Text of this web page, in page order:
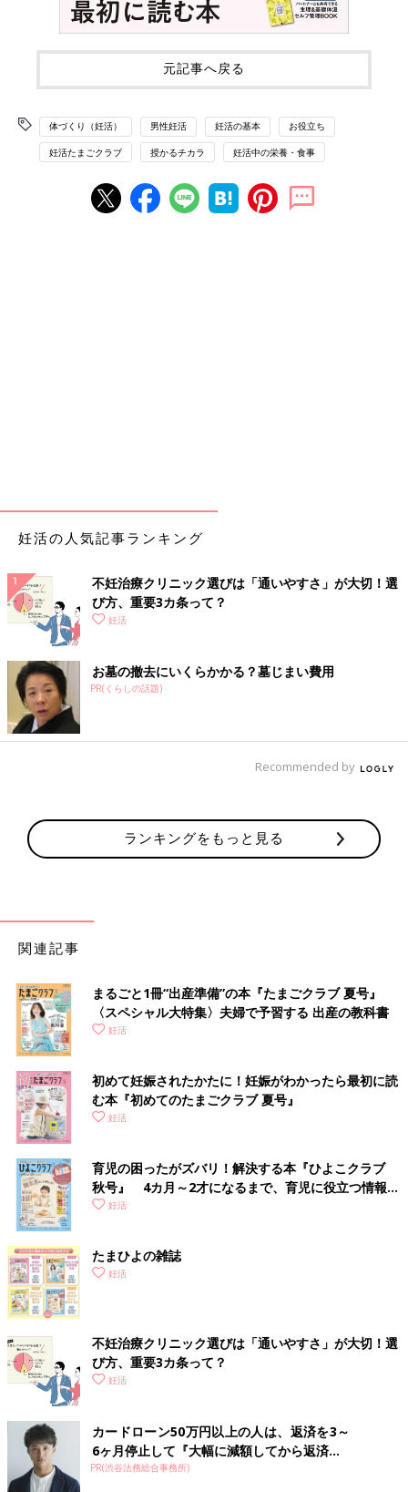
元記事へ戻る
体づくり（妊活） 男性妊活 妊活の基本 お役立ち
妊活たまごクラブ 授かるチカラ 妊活中の栄養・食事
妊活の人気記事ランキング
不妊治療クリニック選びは「通いやすさ」が大切！選
び方、重要3カ条って？
妊活
お墓の撤去にいくらかかる？墓じまい費用
PR(くらしの話題)
Recommended by
ランキングをもっと見る
関連記事
まるごと1冊“出産準備”の本『たまごクラブ 夏号』
〈スペシャル大特集〉夫婦で予習する 出産の教科書
妊活
初めて妊娠されたかたに！妊娠がわかったら最初に読
む本『初めてのたまごクラブ 夏号』
妊活
育児の困ったがズバリ！解決する本『ひよこクラブ
秋号』 4カ月～2才になるまで、育児に役立つ情報が
いっぱい！
妊活
たまひよの雑誌
妊活
不妊治療クリニック選びは「通いやすさ」が大切！選
び方、重要3カ条って？
妊活
カードローン50万円以上の人は、返済を3～
6ヶ月停止して『大幅に減額してから返済...
PR(渋谷法務総合事務所)